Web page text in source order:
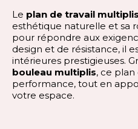
Le plan de travail
esthétique naturelle et sa
pour répondre aux
design et de résistance, il
intérieures prestigieuses.
bouleau multiplis, ce
performance, tout en
votre espace.